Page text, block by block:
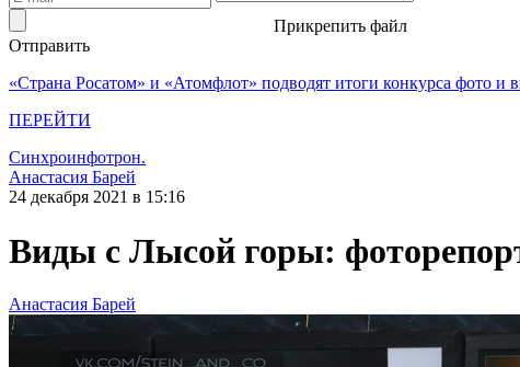
Прикрепить файл
Отправить
«Страна Росатом» и «Атомфлот» подводят итоги конкурса фото
ПЕРЕЙТИ
Синхроинфотрон.
Анастасия Барей
24 декабря 2021 в 15:16
Виды с Лысой горы:
Анастасия Барей